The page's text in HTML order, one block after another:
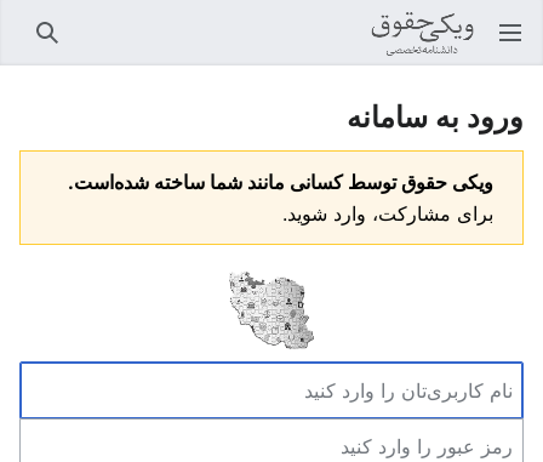
باز کردن منو اصلی جستجو
ورود به سامانه
ویکی حقوق توسط کسانی مانند شما ساخته شده‌است.
برای مشارکت، وارد شوید.